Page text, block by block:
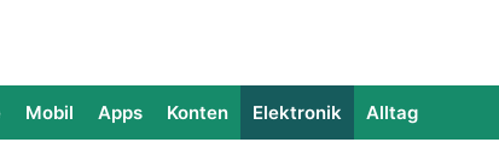
Mobil Apps Konten Elektronik Alltag